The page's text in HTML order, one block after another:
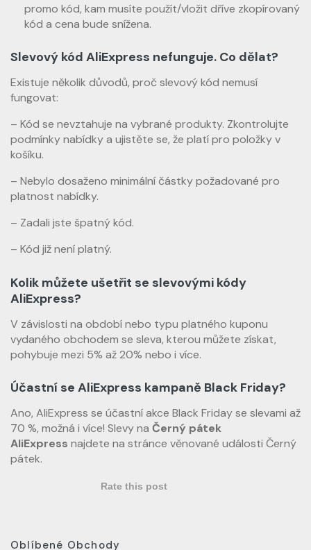
promo kód, kam musíte použít/vložit dříve zkopírovaný
kód a cena bude snížena.
Slevový kód AliExpress nefunguje. Co dělat?
Existuje několik důvodů, proč slevový kód nemusí
fungovat:
– Kód se nevztahuje na vybrané produkty. Zkontrolujte
podmínky nabídky a ujistěte se, že platí pro položky v
košíku.
– Nebylo dosaženo minimální částky požadované pro
platnost nabídky.
– Zadali jste špatný kód.
– Kód již není platný.
Kolik můžete ušetřit se slevovými kódy
AliExpress?
V závislosti na období nebo typu platného kuponu
vydaného obchodem se sleva, kterou můžete získat,
pohybuje mezi 5% až 20% nebo i více.
Účastní se AliExpress kampaně Black Friday?
Ano, AliExpress se účastní akce Black Friday se slevami až
70 %, možná i více! Slevy na Černý pátek
AliExpress najdete na stránce věnované události Černý
pátek.
Rate this post
Oblíbené Obchody